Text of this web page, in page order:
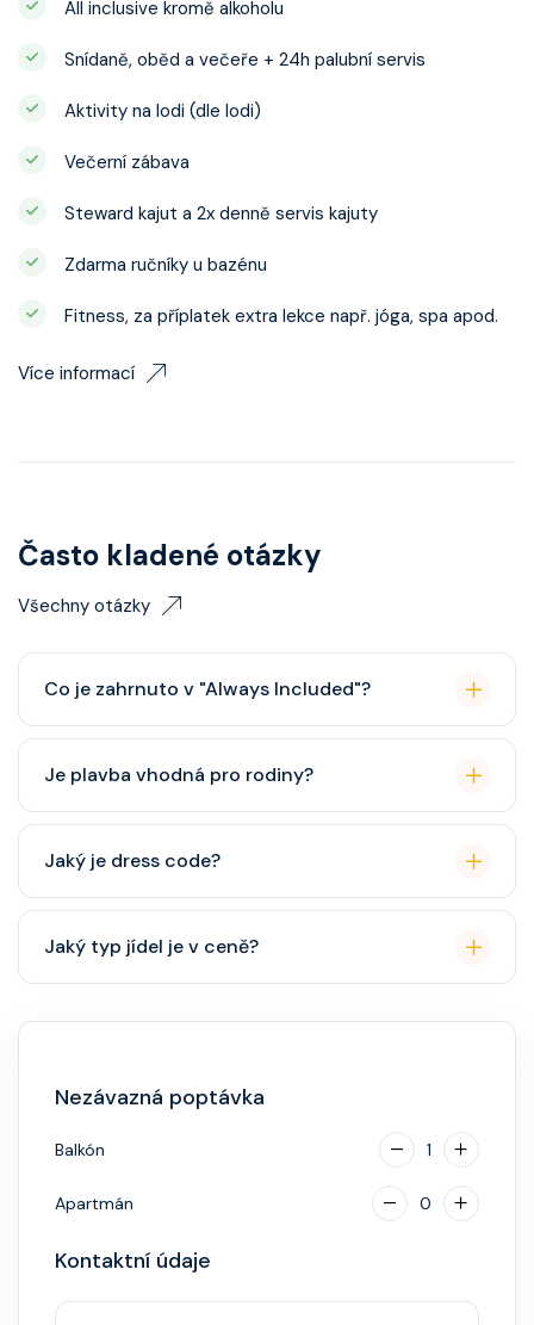
All inclusive kromě alkoholu
Snídaně, oběd a večeře + 24h palubní servis
Aktivity na lodi (dle lodi)
Večerní zábava
Steward kajut a 2x denně servis kajuty
Zdarma ručníky u bazénu
Fitness, za příplatek extra lekce např. jóga, spa apod.
Více informací
Často kladené otázky
Všechny otázky
Co je zahrnuto v "Always Included"?
balíček), základní Wi-Fi.
Je plavba vhodná pro rodiny?
cestovatele, ale děti jsou vítány. K dispozici je dětský
klub (od 3 let).
Jaký je dress code?
někdy "Evening Chic" – doporučeno, ale není nutný
smoking.
Jaký typ jídel je v ceně?
Nezávazná poptávka
Balkón 1
Apartmán 0
Kontaktní údaje